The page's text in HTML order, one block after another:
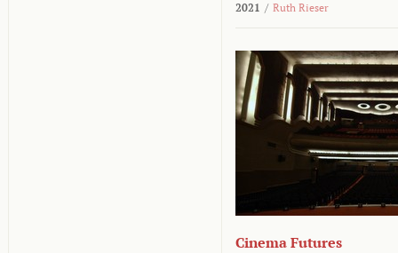
2021 / Ruth Rieser
Cinema Futures